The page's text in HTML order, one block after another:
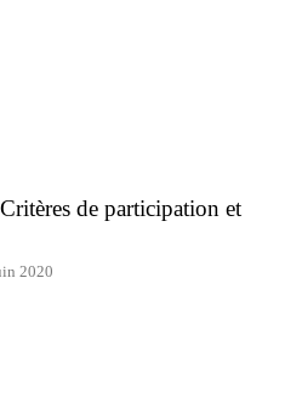
de participation et
2020